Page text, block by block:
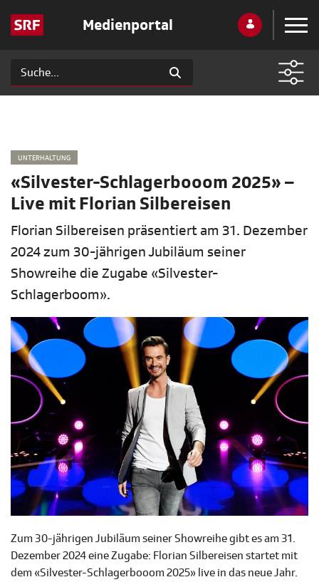
Medienportal
UNTERHALTUNG
«Silvester-Schlagerbooom 2025» –
Live mit Florian Silbereisen
Florian Silbereisen präsentiert am 31. Dezember
2024 zum 30-jährigen Jubiläum seiner
Showreihe die Zugabe «Silvester-
Schlagerboom».
Zum 30-jährigen Jubiläum seiner Showreihe gibt es am 31.
Dezember 2024 eine Zugabe: Florian Silbereisen startet mit
dem «Silvester-Schlagerbooom 2025» live in das neue Jahr.